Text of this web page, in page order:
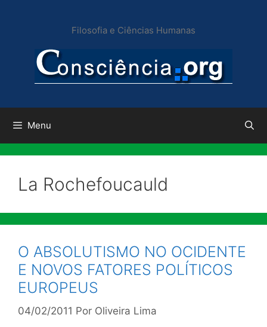
conteúdo
Filosofia e Ciências Humanas
Menu
La Rochefoucauld
O ABSOLUTISMO NO OCIDENTE
E NOVOS FATORES POLÍTICOS
EUROPEUS
04/02/2011 Por Oliveira Lima